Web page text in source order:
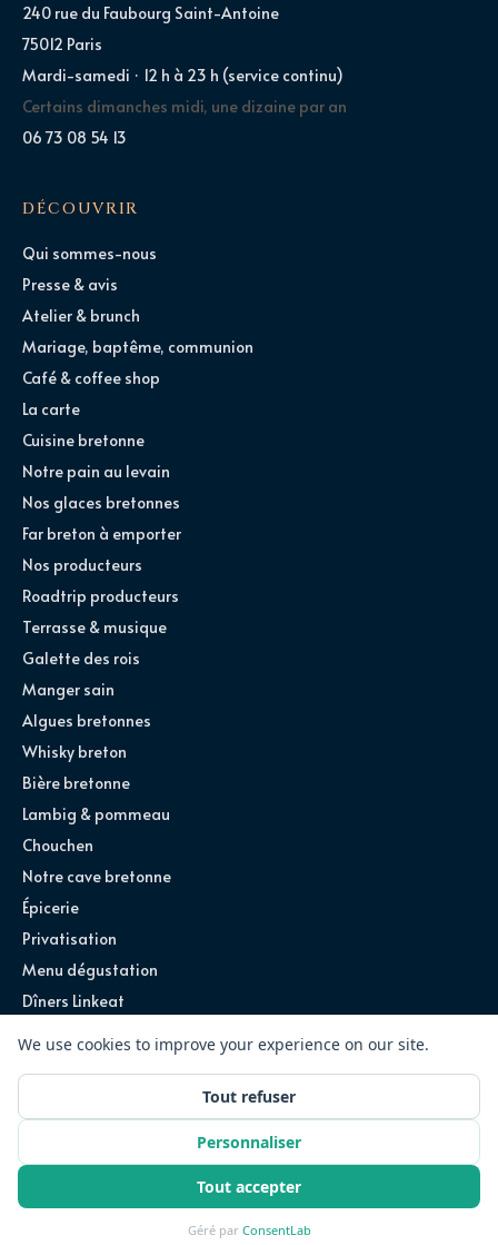
Réserver une table
240 rue du Faubourg Saint-Antoine
75012 Paris
Mardi-samedi · 12 h à 23 h (service continu)
Certains dimanches midi, une dizaine par an
06 73 08 54 13
DÉCOUVRIR
Qui sommes-nous
Presse & avis
Atelier & brunch
Mariage, baptême, communion
Café & coffee shop
La carte
Cuisine bretonne
Notre pain au levain
Nos glaces bretonnes
Far breton à emporter
Nos producteurs
Roadtrip producteurs
Terrasse & musique
Galette des rois
Manger sain
Algues bretonnes
Whisky breton
Bière bretonne
Lambig & pommeau
Chouchen
Notre cave bretonne
Épicerie
Privatisation
Menu dégustation
Dîners Linkeat
©2026Ty Louis · Tous droits réservés Site conçu parExploreum
Mentions légalesCGU